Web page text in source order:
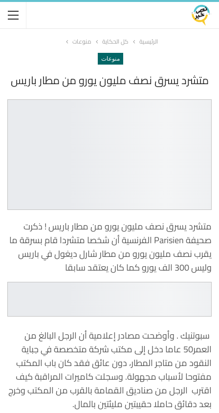
الرئيسية كل الحكاية منوعات
منوعات
متشرد يسرق نصف مليون يورو من مطار باريس
متشرد يسرق نصف مليون يورو من مطار باريس ! ذكرت
صحيفة Parisien الفرنسية أن شخصا متشردا قام بسرقة ما
يقرب نصف مليون يورو من مطار شارل ديغول في باريس
وليس 300 الف يورو كما كان يعتقد سابقا
سبوتنيك . وأوضحت مصادر إعلامية أن الرجل البالغ من
العمر50 عاما دخل إلى مكتب شركة متخصصة في جباية
النقود من متاجر المطار، دون عائق فقد كان باب المكتب
مفتوحا لأسباب مجهولة. وسجلت كاميرات المراقبة كيف
اقترب الرجل من صناديق القمامة بالقرب من المكتب وخرج
بعد دقائق حاملا حقيبتين مليئتين بالمال.